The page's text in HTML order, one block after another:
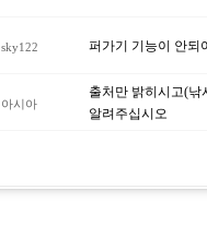
sky122 퍼가기 기능이 안되
아시아
출처만 밝히시고(낚
알려주십시오